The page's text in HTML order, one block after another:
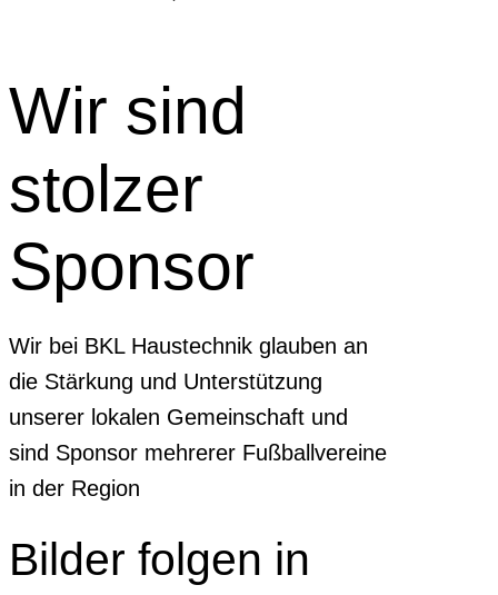
Wir sind
stolzer
Sponsor
Wir bei BKL Haustechnik glauben an
die Stärkung und Unterstützung
unserer lokalen Gemeinschaft und
sind Sponsor mehrerer Fußballvereine
in der Region
Bilder folgen in